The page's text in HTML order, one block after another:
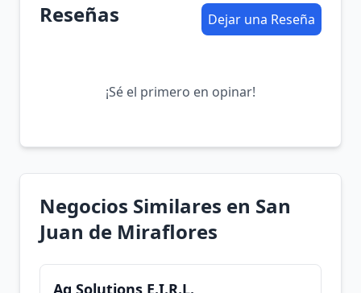
Reseñas Dejar una Reseña
¡Sé el primero en opinar!
Negocios Similares en San
Juan de Miraflores
Aq Solutions E.I.R.L.